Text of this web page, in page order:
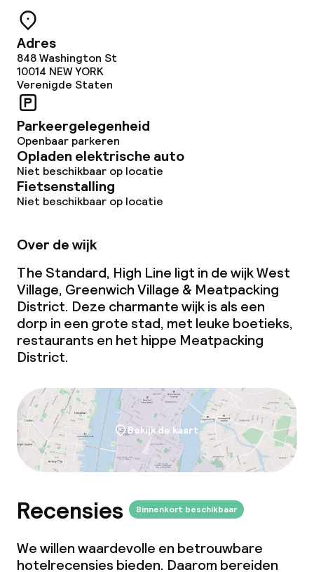
Adres
848 Washington St
10014 NEW YORK
Verenigde Staten
Parkeergelegenheid
Openbaar parkeren
Opladen elektrische auto
Niet beschikbaar op locatie
Fietsenstalling
Niet beschikbaar op locatie
Over de wijk
The Standard, High Line ligt in de wijk West
Village, Greenwich Village & Meatpacking
District. Deze charmante wijk is als een
dorp in een grote stad, met leuke boetieks,
restaurants en het hippe Meatpacking
District.
Bekijk de kaart
Recensies Binnenkort beschikbaar
We willen waardevolle en betrouwbare
hotelrecensies bieden. Daarom bereiden